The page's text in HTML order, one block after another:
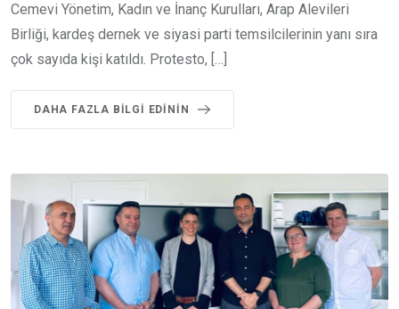
Cemevi Yönetim, Kadın ve İnanç Kurulları, Arap Alevileri
Birliği, kardeş dernek ve siyasi parti temsilcilerinin yanı sıra
çok sayıda kişi katıldı. Protesto, […]
DAHA FAZLA BILGI EDININ